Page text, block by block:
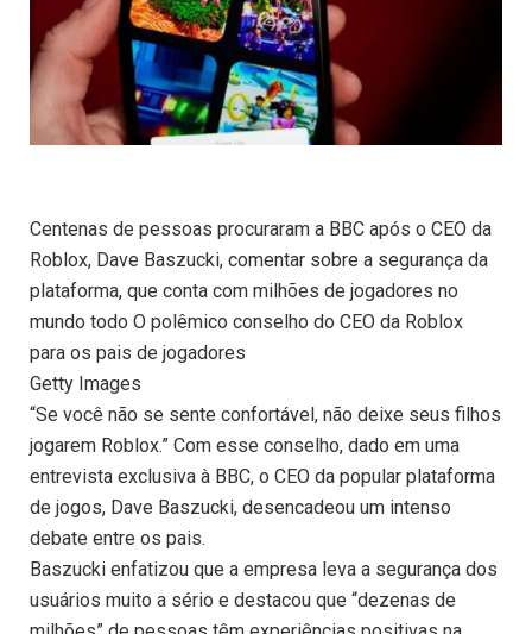
Centenas de pessoas procuraram a BBC após o CEO da
Roblox, Dave Baszucki, comentar sobre a segurança da
plataforma, que conta com milhões de jogadores no
mundo todo O polêmico conselho do CEO da Roblox
para os pais de jogadores
Getty Images
“Se você não se sente confortável, não deixe seus filhos
jogarem Roblox.” Com esse conselho, dado em uma
entrevista exclusiva à BBC, o CEO da popular plataforma
de jogos, Dave Baszucki, desencadeou um intenso
debate entre os pais.
Baszucki enfatizou que a empresa leva a segurança dos
usuários muito a sério e destacou que “dezenas de